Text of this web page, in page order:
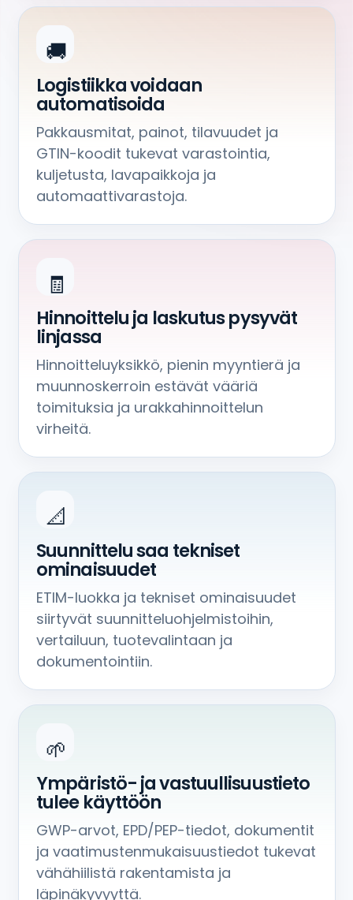
🚚
Logistiikka voidaan
automatisoida
Pakkausmitat, painot, tilavuudet ja
GTIN-koodit tukevat varastointia,
kuljetusta, lavapaikkoja ja
automaattivarastoja.
🧾
Hinnoittelu ja laskutus pysyvät
linjassa
Hinnoitteluyksikkö, pienin myyntierä ja
muunnoskerroin estävät vääriä
toimituksia ja urakkahinnoittelun
virheitä.
📐
Suunnittelu saa tekniset
ominaisuudet
ETIM-luokka ja tekniset ominaisuudet
siirtyvät suunnitteluohjelmistoihin,
vertailuun, tuotevalintaan ja
dokumentointiin.
🌱
Ympäristö- ja vastuullisuustieto
tulee käyttöön
GWP-arvot, EPD/PEP-tiedot, dokumentit
ja vaatimustenmukaisuustiedot tukevat
vähähiilistä rakentamista ja
läpinäkyvyyttä.